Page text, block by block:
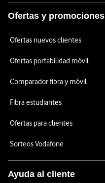
Ofertas y promociones
Ofertas nuevos clientes
Ofertas portabilidad móvil
Comparador fibra y móvil
Fibra estudiantes
Ofertas para clientes
Sorteos Vodafone
Ayuda al cliente